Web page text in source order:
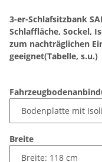
3-er-Schlafsitzbank
Schlaffläche, Sockel,
zum nachträglichen
geeignet(Tabelle, s.u.)
Breite